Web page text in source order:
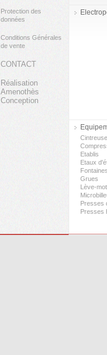
Protection des
données
Conditions Générales
de vente
CONTACT
Réalisation
Amenothès
Conception
Etablis
Etaux
Grues
Lève-
Presses
Presses